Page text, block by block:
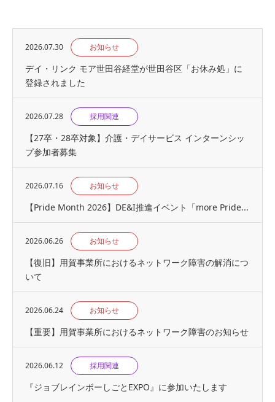
2026.07.30 お知らせ
デイ・リンク モア世田谷経堂が世田谷区「お休み処」に
登録されました
2026.07.28 採用関連
【27卒・28卒対象】介護・デイサービス インターンシッ
プ参加者募集
2026.07.16 お知らせ
【Pride Month 2026】DE&I推進イベント「more Pride...
2026.06.26 お知らせ
【復旧】用賀事業所におけるネットワーク障害の解消につ
いて
2026.06.24 お知らせ
【重要】用賀事業所におけるネットワーク障害のお知らせ
2026.06.12 採用関連
『ジョブレインボーしごとEXPO』に参加いたします